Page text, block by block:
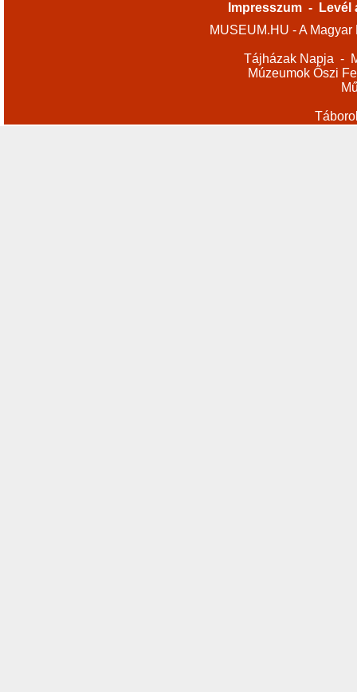
Impresszum -
Levél
MUSEUM.HU - A
Tájházak Napja -
Múzeumok Őszi